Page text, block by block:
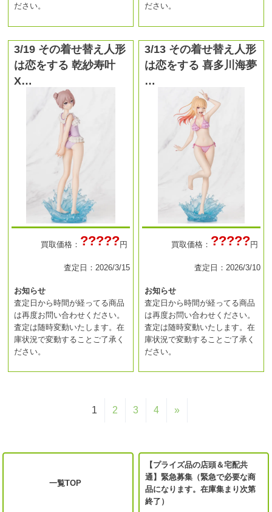
ださい。 ださい。
3/19 その着せ替え人形
は恋をする 乾紗寿叶
X…
買取価格： ?????円
査定日：2026/3/15
お知らせ
査定日から時間が経ってる商品
は再度お問い合わせください。
査定は随時変動いたします。在
庫状況で変動することご了承く
ださい。
3/13 その着せ替え人形
は恋をする 喜多川海夢
…
買取価格： ?????円
査定日：2026/3/10
お知らせ
査定日から時間が経ってる商品
は再度お問い合わせください。
査定は随時変動いたします。在
庫状況で変動することご了承く
ださい。
1 2 3 4 »
一覧TOP
【プライズ品の店頭＆宅配共
通】緊急募集（緊急で必要な商
品になります。在庫集まり次第
終了）